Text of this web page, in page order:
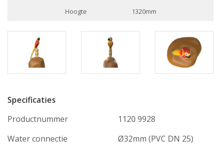
Hoogte
1320mm
Specificaties
Productnummer
1120 9928
Water connectie
Ø32mm (PVC DN 25)